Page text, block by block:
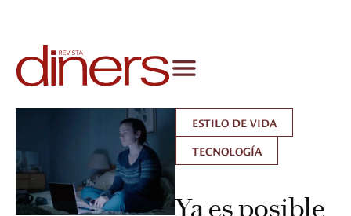
ESTILO DE VIDA
TECNOLOGÍA
Ya es posible